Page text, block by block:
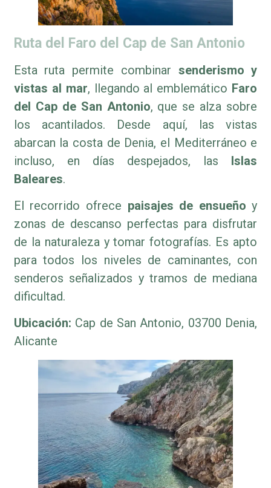
Ruta del Faro del Cap de San Antonio
Esta ruta permite combinar senderismo y
vistas al mar, llegando al emblemático Faro
del Cap de San Antonio, que se alza sobre
los acantilados. Desde aquí, las vistas
abarcan la costa de Denia, el Mediterráneo e
incluso, en días despejados, las Islas
Baleares.
El recorrido ofrece paisajes de ensueño y
zonas de descanso perfectas para disfrutar
de la naturaleza y tomar fotografías. Es apto
para todos los niveles de caminantes, con
senderos señalizados y tramos de mediana
dificultad.
Ubicación: Cap de San Antonio, 03700 Denia,
Alicante